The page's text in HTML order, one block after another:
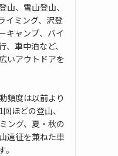
山、雪山登山、
イミング、沢登
キャンプ、バイ
車中泊など、
いアウトドアを
頻度は以前より
ほどの登山、
ング、夏・秋の
遠征を兼ねた車